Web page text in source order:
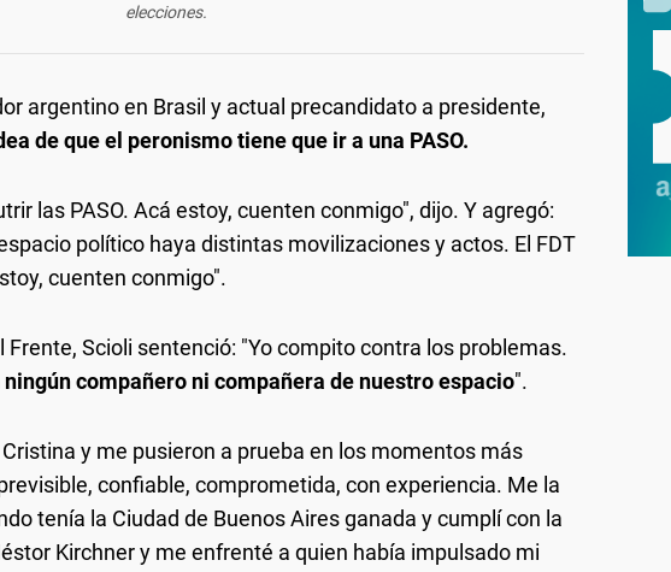
elecciones.
argentino en Brasil y actual precandidato a presidente,
de que el peronismo tiene que ir a una PASO.
las PASO. Acá estoy, cuenten conmigo", dijo. Y agregó:
político haya distintas movilizaciones y actos. El FDT
cuenten conmigo".
Frente, Scioli sentenció: "Yo compito contra los problemas.
compañero ni compañera de nuestro espacio".
y me pusieron a prueba en los momentos más
confiable, comprometida, con experiencia. Me la
tenía la Ciudad de Buenos Aires ganada y cumplí con la
Kirchner y me enfrenté a quien había impulsado mi